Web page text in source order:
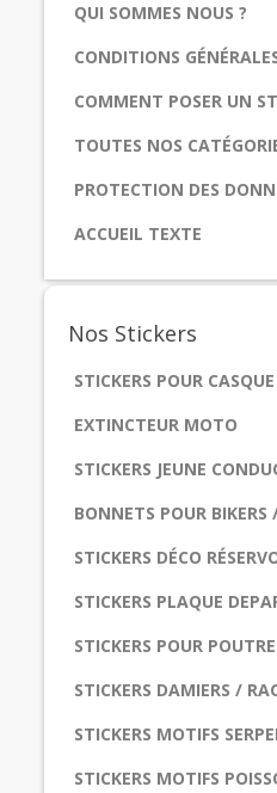
QUI SOMMES NOUS ?
CONDITIONS
COMMENT POSER UN
TOUTES NOS
PROTECTION DES
ACCUEIL TEXTE
Nos Stickers
STICKERS POUR CASQUE
EXTINCTEUR MOTO
STICKERS JEUNE
BONNETS POUR
STICKERS DÉCO
STICKERS PLAQUE
STICKERS POUR
STICKERS DAMIERS /
STICKERS MOTIFS
STICKERS MOTIFS